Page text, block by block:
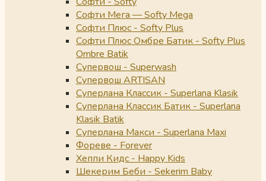
Софти Мега — Softy Mega
Софти Плюс - Softy Plus
Софти Плюс Омбре Батик - Softy Plus
Ombre Batik
Супервош - Superwash
Супервош ARTISAN
Суперлана Классик - Superlana Klasik
Суперлана Классик Батик - Superlana
Klasik Batik
Суперлана Макси - Superlana Maxi
Фореве - Forever
Хеппи Кидс - Happy Kids
Шекерим Беби - Sekerim Baby